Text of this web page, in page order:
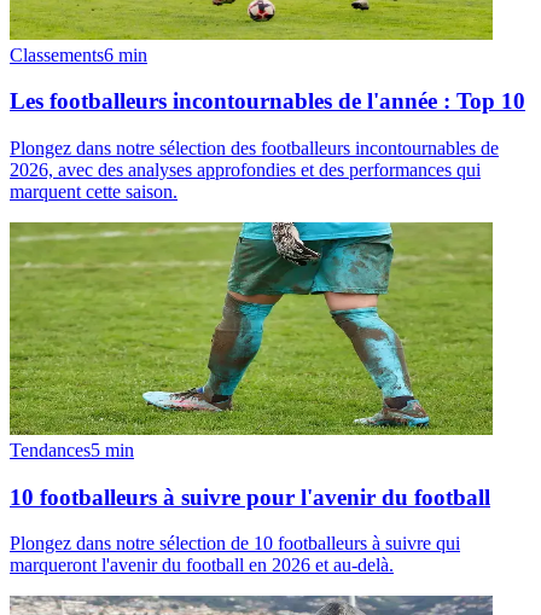
Classements6 min
Les footballeurs incontournables de l'année : Top 10
Plongez dans notre sélection des footballeurs incontournables de
2026, avec des analyses approfondies et des performances qui
marquent cette saison.
Tendances5 min
10 footballeurs à suivre pour l'avenir du football
Plongez dans notre sélection de 10 footballeurs à suivre qui
marqueront l'avenir du football en 2026 et au-delà.